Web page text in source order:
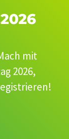
mit
2026,